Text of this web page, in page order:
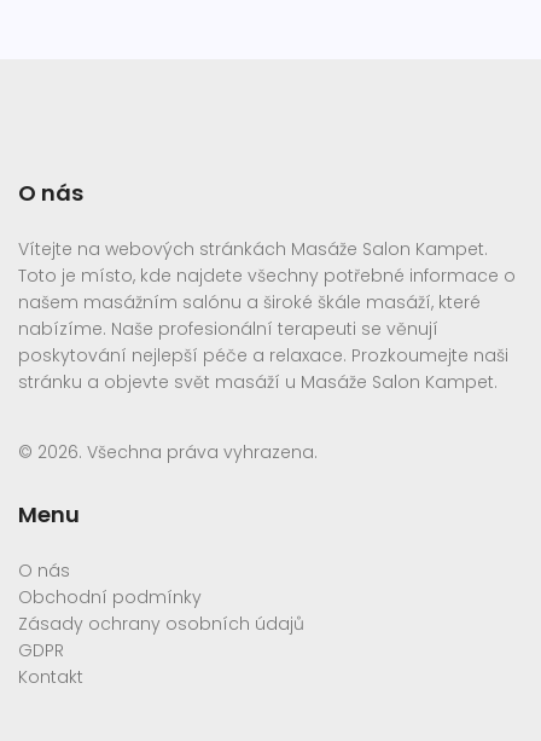
O nás
Vítejte na webových stránkách Masáže Salon Kampet.
Toto je místo, kde najdete všechny potřebné informace o
našem masážním salónu a široké škále masáží, které
nabízíme. Naše profesionální terapeuti se věnují
poskytování nejlepší péče a relaxace. Prozkoumejte naši
stránku a objevte svět masáží u Masáže Salon Kampet.
© 2026. Všechna práva vyhrazena.
Menu
O nás
Obchodní podmínky
Zásady ochrany osobních údajů
GDPR
Kontakt